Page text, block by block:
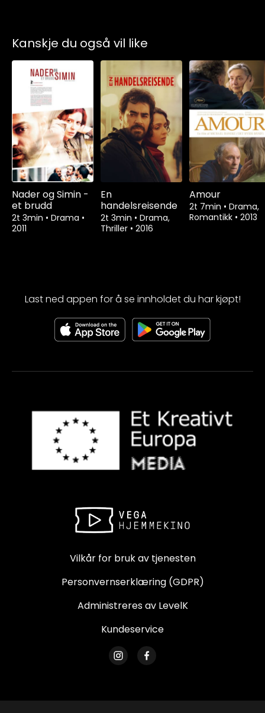
Kanskje du også vil like
Nader og Simin -
et brudd
2t 3min • Drama •
2011
En
handelsreisende
2t 3min • Drama,
Thriller • 2016
Amour
2t 7min • Drama,
Romantikk • 2013
Last ned appen for å se innholdet du har kjøpt!
Vilkår for bruk av tjenesten
Personvernserklæring (GDPR)
Administreres av LevelK
Kundeservice